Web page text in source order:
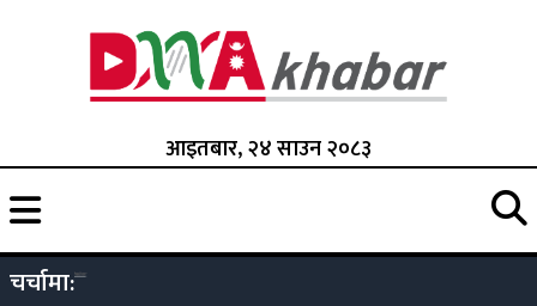
आइतबार, २४ साउन २०८३
चर्चामा: